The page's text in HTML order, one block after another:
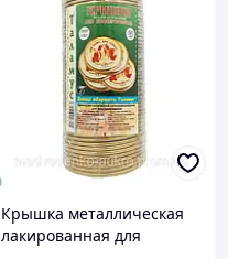
Крышка металлическая
лакированная для